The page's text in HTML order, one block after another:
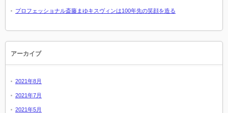
プロフェッショナル斎藤まゆキスヴィンは100年先の笑顔を造る
アーカイブ
2021年8月
2021年7月
2021年5月